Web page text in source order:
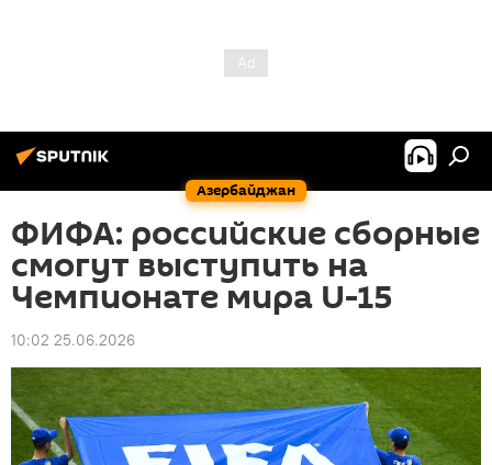
Азербайджан
ФИФА: российские сборные
смогут выступить на
Чемпионате мира U-15
10:02 25.06.2026